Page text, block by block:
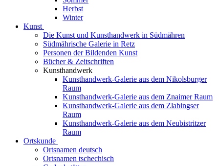
Herbst
Winter
Kunst
Die Kunst und Kunsthandwerk in Südmähren
Südmährische Galerie in Retz
Personen der Bildenden Kunst
Bücher & Zeitschriften
Kunsthandwerk
Kunsthandwerk-Galerie aus dem Nikolsburger
Raum
Kunsthandwerk-Galerie aus dem Znaimer Raum
Kunsthandwerk-Galerie aus dem Zlabingser
Raum
Kunsthandwerk-Galerie aus dem Neubistritzer
Raum
Ortskunde
Ortsnamen deutsch
Ortsnamen tschechisch